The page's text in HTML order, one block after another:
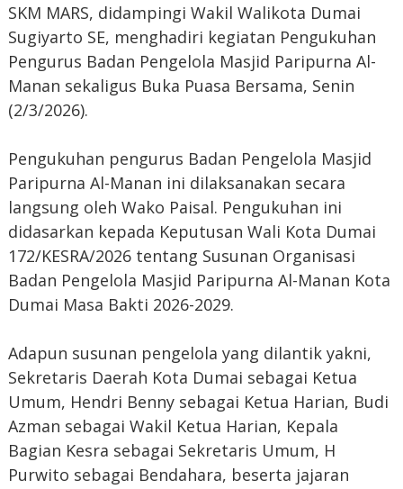
SKM MARS, didampingi Wakil Walikota Dumai
Sugiyarto SE, menghadiri kegiatan Pengukuhan
Pengurus Badan Pengelola Masjid Paripurna Al-
Manan sekaligus Buka Puasa Bersama, Senin
(2/3/2026).
Pengukuhan pengurus Badan Pengelola Masjid
Paripurna Al-Manan ini dilaksanakan secara
langsung oleh Wako Paisal. Pengukuhan ini
didasarkan kepada Keputusan Wali Kota Dumai
172/KESRA/2026 tentang Susunan Organisasi
Badan Pengelola Masjid Paripurna Al-Manan Kota
Dumai Masa Bakti 2026-2029.
Adapun susunan pengelola yang dilantik yakni,
Sekretaris Daerah Kota Dumai sebagai Ketua
Umum, Hendri Benny sebagai Ketua Harian, Budi
Azman sebagai Wakil Ketua Harian, Kepala
Bagian Kesra sebagai Sekretaris Umum, H
Purwito sebagai Bendahara, beserta jajaran